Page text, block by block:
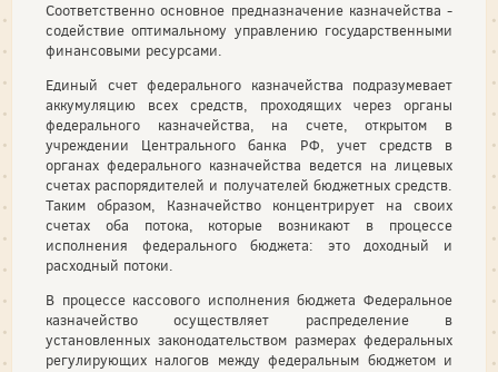
Соответственно основное предназначение казначейства -
содействие оптимальному управлению государственными
финансовыми ресурсами.
Единый счет федерального казначейства подразумевает
аккумуляцию всех средств, проходящих через органы
федерального казначейства, на счете, открытом в
учреждении Центрального банка РФ, учет средств в
органах федерального казначейства ведется на лицевых
счетах распорядителей и получателей бюджетных средств.
Таким образом, Казначейство концентрирует на своих
счетах оба потока, которые возникают в процессе
исполнения федерального бюджета: это доходный и
расходный потоки.
В процессе кассового исполнения бюджета Федеральное
казначейство осуществляет распределение в
установленных законодательством размерах федеральных
регулирующих налогов между федеральным бюджетом и